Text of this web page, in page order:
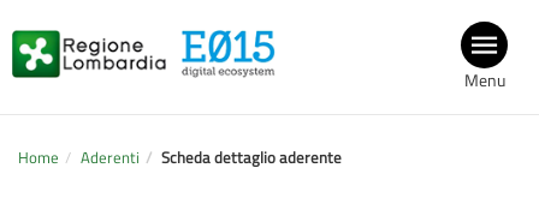
Menu
Home Aderenti Scheda dettaglio aderente